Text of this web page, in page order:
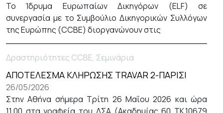
Το Ίδρυμα Ευρωπαίων Δικηγόρων (ELF) σε
συνεργασία με το Συμβούλιο Δικηγορικών Συλλόγων
της Ευρώπης (CCBE) διοργανώνουν στις
Δραστηριότητες CCBE, Σεμινάρια
ΑΠΟΤΕΛΕΣΜΑ ΚΛΗΡΩΣΗΣ TRAVAR 2-ΠΑΡΙΣΙ
26/05/2026
Στην Αθήνα σήμερα Τρίτη 26 Μαΐου 2026 και ώρα